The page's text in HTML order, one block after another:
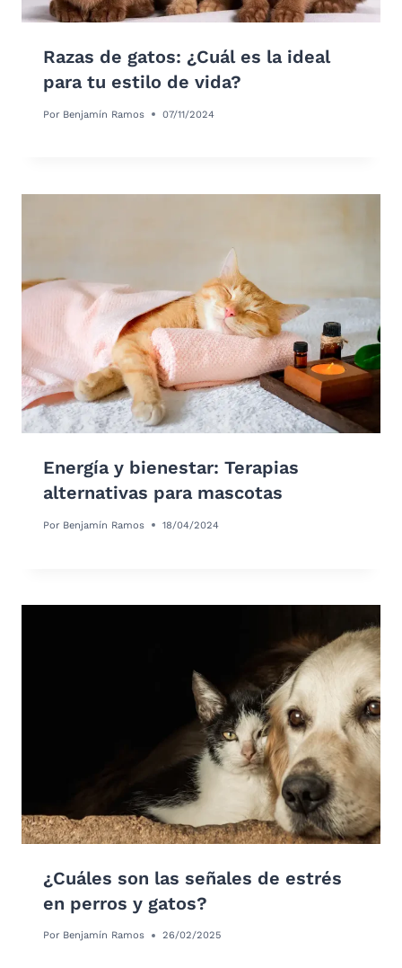
Razas de gatos: ¿Cuál es la ideal
para tu estilo de vida?
Por Benjamín Ramos 07/11/2024
Energía y bienestar: Terapias
alternativas para mascotas
Por Benjamín Ramos 18/04/2024
¿Cuáles son las señales de estrés
en perros y gatos?
Por Benjamín Ramos 26/02/2025